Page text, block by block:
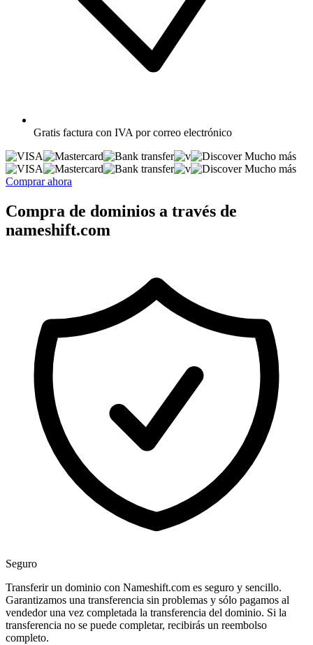
Gratis factura con IVA por correo electrónico
Mucho más
Mucho más
Comprar ahora
Compra de dominios a través de
nameshift.com
Seguro
Transferir un dominio con Nameshift.com es seguro y sencillo.
Garantizamos una transferencia sin problemas y sólo pagamos al
vendedor una vez completada la transferencia del dominio. Si la
transferencia no se puede completar, recibirás un reembolso
completo.